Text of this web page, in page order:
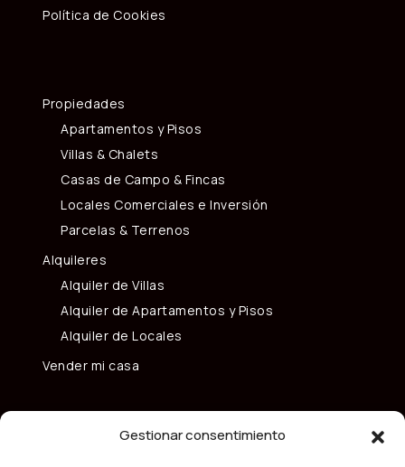
Gestionar consentimiento
Política de Cookies
Propiedades
Apartamentos y Pisos
Villas & Chalets
Casas de Campo & Fincas
Locales Comerciales e Inversión
Parcelas & Terrenos
Alquileres
Alquiler de Villas
Alquiler de Apartamentos y Pisos
Alquiler de Locales
Vender mi casa